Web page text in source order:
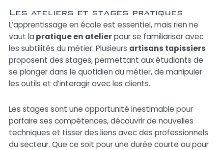
Les ateliers et stages pratiques
L’apprentissage en école est essentiel, mais rien ne
vaut la pratique en atelierpour se familiariser avec
les subtilités du métier. Plusieurs artisans tapissiers
proposent des stages, permettant aux étudiants de
se plonger dans le quotidien du métier, de manipuler
les outils et d’interagir avec les clients.
Les stages sont une opportunité inestimable pour
parfaire ses compétences, découvrir de nouvelles
techniques et tisser des liens avec des professionnels
du secteur. Que ce soit pour une durée courte ou pour